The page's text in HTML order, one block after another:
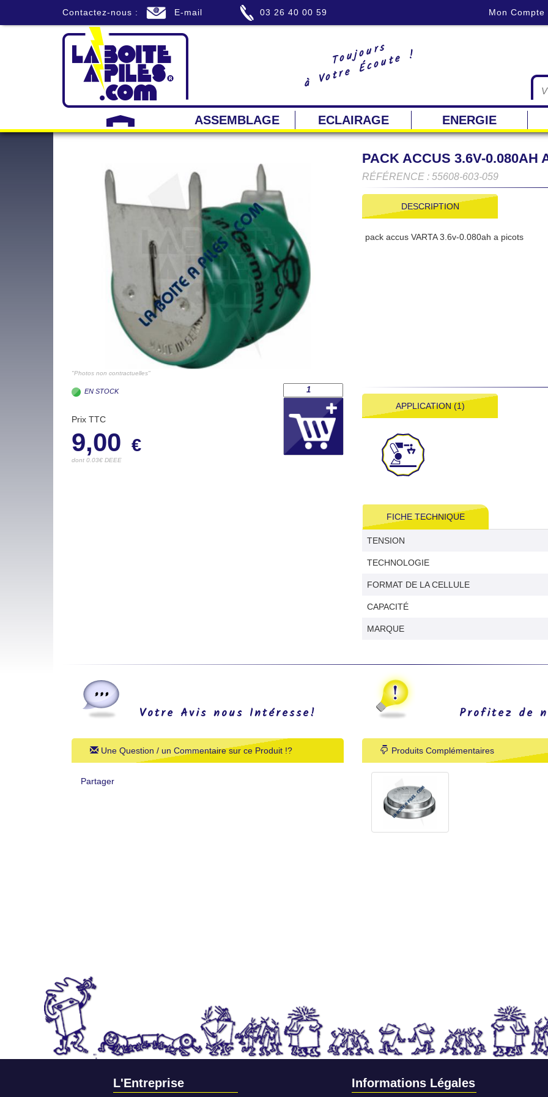
Contactez-nous : E-mail 03 26 40 00 59 Mon Compte
Toujours
à Votre Écoute !
ASSEMBLAGE ECLAIRAGE ENERGIE
PACK ACCUS 3.6V-0.080AH
RÉFÉRENCE : 55608-603-059
"Photos non contractuelles"
EN STOCK
Prix TTC
9,00 €
dont 0.03€ DEEE
DESCRIPTION
pack accus VARTA 3.6v-0.080ah a picots
APPLICATION (1)
FICHE TECHNIQUE
TENSION
TECHNOLOGIE
FORMAT DE LA CELLULE
CAPACITÉ
MARQUE
Votre Avis nous Intéresse!
Une Question / un Commentaire sur ce Produit !?
Partager
Profitez de
Produits Complémentaires
L'Entreprise Informations Légales